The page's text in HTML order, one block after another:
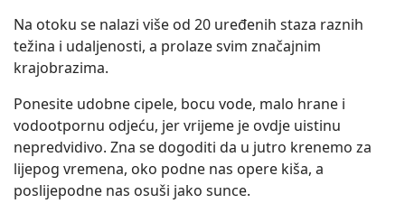
Na otoku se nalazi više od 20 uređenih staza raznih
težina i udaljenosti, a prolaze svim značajnim
krajobrazima.
Ponesite udobne cipele, bocu vode, malo hrane i
vodootpornu odjeću, jer vrijeme je ovdje uistinu
nepredvidivo. Zna se dogoditi da u jutro krenemo za
lijepog vremena, oko podne nas opere kiša, a
poslijepodne nas osuši jako sunce.